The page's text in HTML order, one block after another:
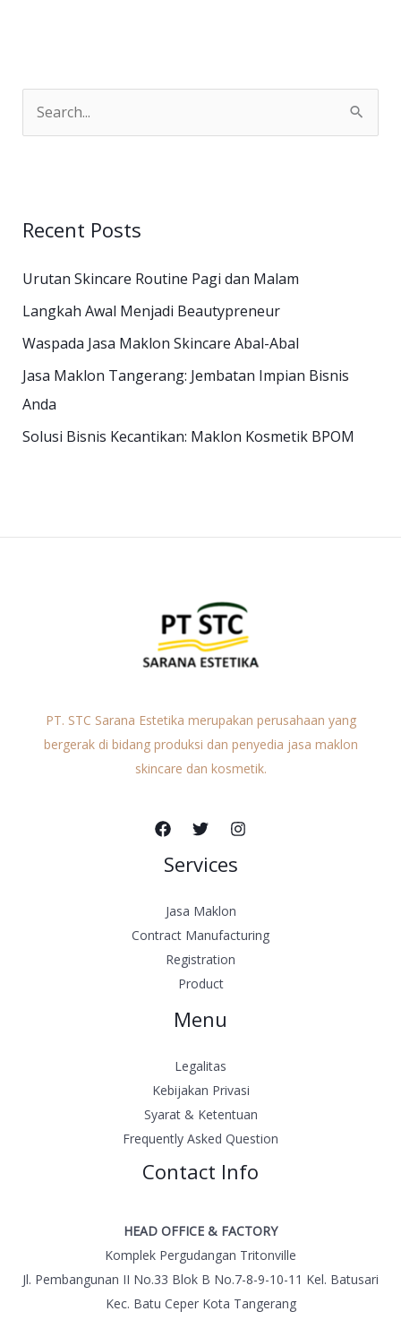
c
f
o
r
:
Recent Posts
Urutan Skincare Routine Pagi dan Malam
Langkah Awal Menjadi Beautypreneur
Waspada Jasa Maklon Skincare Abal-Abal
Jasa Maklon Tangerang: Jembatan Impian Bisnis
Anda
Solusi Bisnis Kecantikan: Maklon Kosmetik BPOM
PT. STC Sarana Estetika merupakan perusahaan yang
bergerak di bidang produksi dan penyedia jasa maklon
skincare dan kosmetik.
Services
Jasa Maklon
Contract Manufacturing
Registration
Product
Menu
Legalitas
Kebijakan Privasi
Syarat & Ketentuan
Frequently Asked Question
Contact Info
HEAD OFFICE & FACTORY
Komplek Pergudangan Tritonville
Jl. Pembangunan II No.33 Blok B No.7-8-9-10-11 Kel. Batusari
Kec. Batu Ceper Kota Tangerang